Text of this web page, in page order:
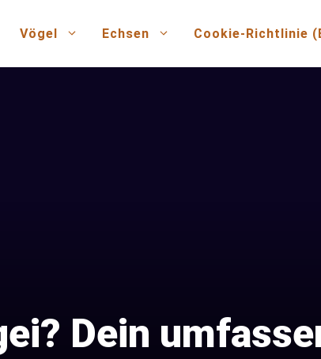
Vögel Echsen Cookie-Richtlinie
Dein